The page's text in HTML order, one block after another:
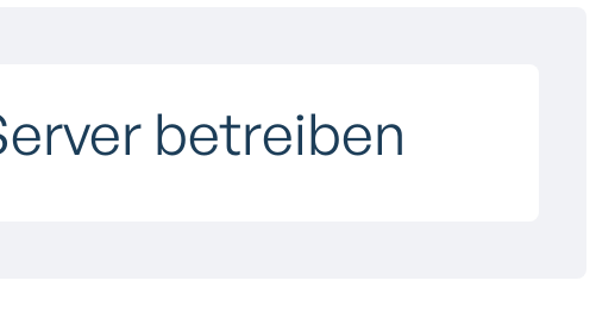
betreiben